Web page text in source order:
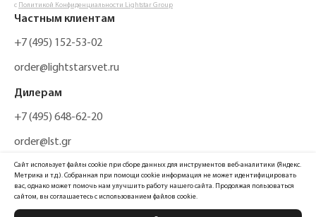
с Политикой Конфиденциальности Lightstar Group
Частным клиентам
+7 (495) 152-53-02
order@lightstarsvet.ru
Дилерам
+7 (495) 648-62-20
order@lst.gr
Сайт использует файлы cookie при сборе данных для инструментов веб-аналитики (Яндекс.
Метрика и т.д.). Собранная при помощи cookie информация не может идентифицировать
вас, однако может помочь нам улучшить работу нашего сайта. Продолжая пользоваться
сайтом, вы соглашаетесь с использованием файлов cookie.